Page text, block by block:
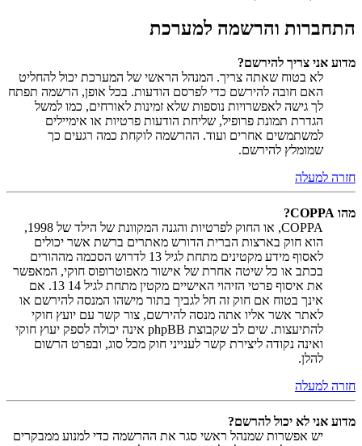
התחברות והרשמה למערכת
מדוע אני צריך להירשם?
לא בטוח שאתה צריך. המנהל הראשי של המערכת יכול להחליט
האם חובה להירשם כדי לפרסם הודעות. בכל אופן, הרשמה תפתח
לך גישה לאפשרויות נוספות שלא זמינות לאורחים, כמו למשל
הגדרת תמונת פרופיל, שליחת הודעות פרטיות או אימיילים
למשתמשים אחרים ועוד. ההרשמה לוקחת כמה רגעים כך
שמומלץ להירשם.
חזרה למעלה
מהו COPPA?
COPPA, או החוק לפרטיות והגנה המקוונת של הילד של 1998,
הוא חוק בארצות הברית הדורש מאתרים ברשת אשר יכולים
לאסוף מידע מקטינים מתחת לגיל 13 לדרוש הסכמה מההורים
בכתב או כל שיטה אחרת של אישור מאפוטרופוס חוקי, המאפשר
את איסוף פרטי הזיהוי האישיים מקטין מתחת לגיל 14 13. אם
אינך בטוח אם חוק זה חל לגביך בתור מישהו המנסה להירשם או
לאתר אשר אליו אתה מנסה להירשם, צור קשר עם יועץ חוקי
להתיעצות. שים לב שקבוצת phpBB אינה יכולה לספק יעוץ חוקי
ואינה נקודה ליצירת קשר לענייני חוק מכל סוג, ובפרט הרשום
להלן.
חזרה למעלה
מדוע אני לא יכול להרשם?
יש אפשרות שמנהל ראשי סגר את ההרשמה כדי למנוע ממבקרים